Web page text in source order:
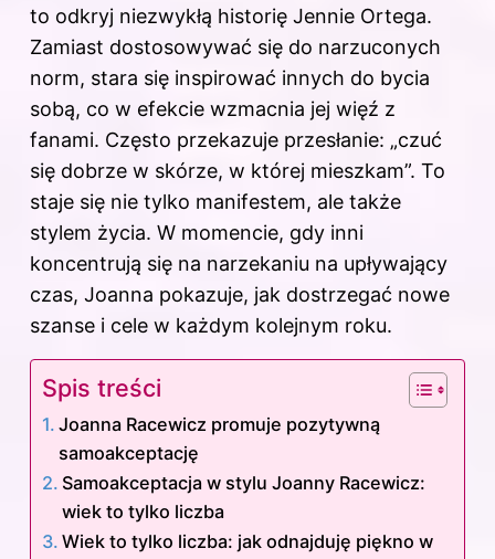
to odkryj niezwykłą historię Jennie Ortega.
Zamiast dostosowywać się do narzuconych
norm, stara się inspirować innych do bycia
sobą, co w efekcie wzmacnia jej więź z
fanami. Często przekazuje przesłanie: „czuć
się dobrze w skórze, w której mieszkam”. To
staje się nie tylko manifestem, ale także
stylem życia. W momencie, gdy inni
koncentrują się na narzekaniu na upływający
czas, Joanna pokazuje, jak dostrzegać nowe
szanse i cele w każdym kolejnym roku.
Spis treści
Joanna Racewicz promuje pozytywną
samoakceptację
Samoakceptacja w stylu Joanny Racewicz:
wiek to tylko liczba
Wiek to tylko liczba: jak odnajduję piękno w